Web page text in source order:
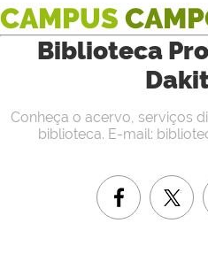
CAMPUS
Biblioteca
Conheça o acervo, serviços
biblioteca. E-mail: